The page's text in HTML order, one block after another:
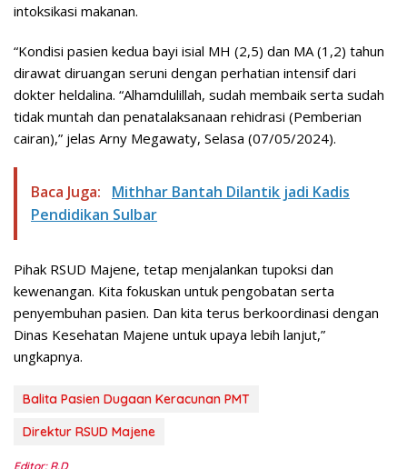
intoksikasi makanan.
“Kondisi pasien kedua bayi isial MH (2,5) dan MA (1,2) tahun
dirawat diruangan seruni dengan perhatian intensif dari
dokter heldalina. “Alhamdulillah, sudah membaik serta sudah
tidak muntah dan penatalaksanaan rehidrasi (Pemberian
cairan),” jelas Arny Megawaty, Selasa (07/05/2024).
Baca Juga:
Mithhar Bantah Dilantik jadi Kadis
Pendidikan Sulbar
Pihak RSUD Majene, tetap menjalankan tupoksi dan
kewenangan. Kita fokuskan untuk pengobatan serta
penyembuhan pasien. Dan kita terus berkoordinasi dengan
Dinas Kesehatan Majene untuk upaya lebih lanjut,”
ungkapnya.
Balita Pasien Dugaan Keracunan PMT
Direktur RSUD Majene
Editor: R.D